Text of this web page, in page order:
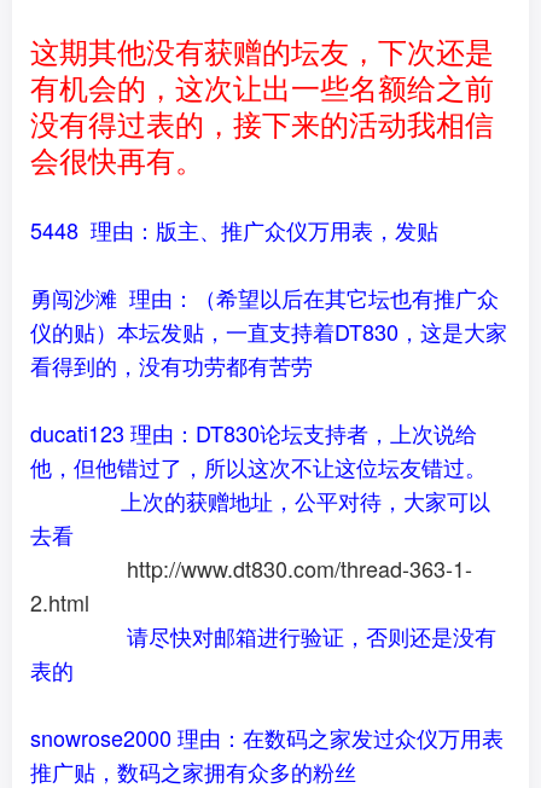
这期其他没有获赠的坛友，下次还是
有机会的，这次让出一些名额给之前
没有得过表的，接下来的活动我相信
会很快再有。
5448 理由：版主、推广众仪万用表，发贴
勇闯沙滩 理由：（希望以后在其它坛也有推广众
仪的贴）本坛发贴，一直支持着DT830，这是大家
看得到的，没有功劳都有苦劳
ducati123 理由：DT830论坛支持者，上次说给
他，但他错过了，所以这次不让这位坛友错过。
上次的获赠地址，公平对待，大家可以
去看
http://www.dt830.com/thread-363-1-
2.html
请尽快对邮箱进行验证，否则还是没有
表的
snowrose2000 理由：在数码之家发过众仪万用表
推广贴，数码之家拥有众多的粉丝